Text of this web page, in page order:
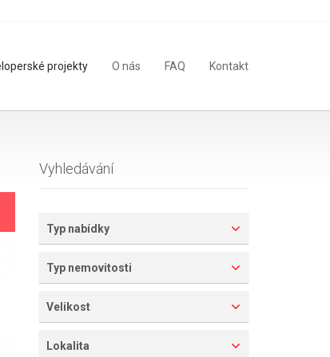
projekty O nás FAQ Kontakt
Vyhledávání
Typ nabídky
Typ nemovitosti
Velikost
Lokalita